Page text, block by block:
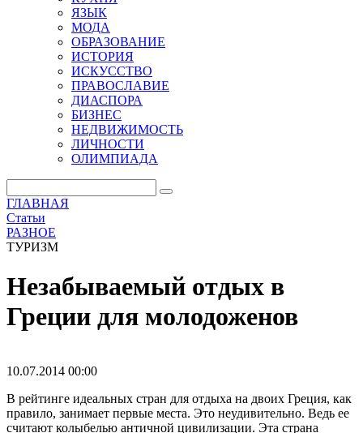
ЯЗЫК
МОДА
ОБРАЗОВАНИЕ
ИСТОРИЯ
ИСКУССТВО
ПРАВОСЛАВИЕ
ДИАСПОРА
БИЗНЕС
НЕДВИЖИМОСТЬ
ЛИЧНОСТИ
ОЛИМПИАДА
ГЛАВНАЯ
Статьи
РАЗНОЕ
ТУРИЗМ
Незабываемый отдых в
Греции для молодоженов
10.07.2014 00:00
В рейтинге идеальных стран для отдыха на двоих Греция, как
правило, занимает первые места. Это неудивительно. Ведь ее
считают колыбелью античной цивилизации. Эта страна